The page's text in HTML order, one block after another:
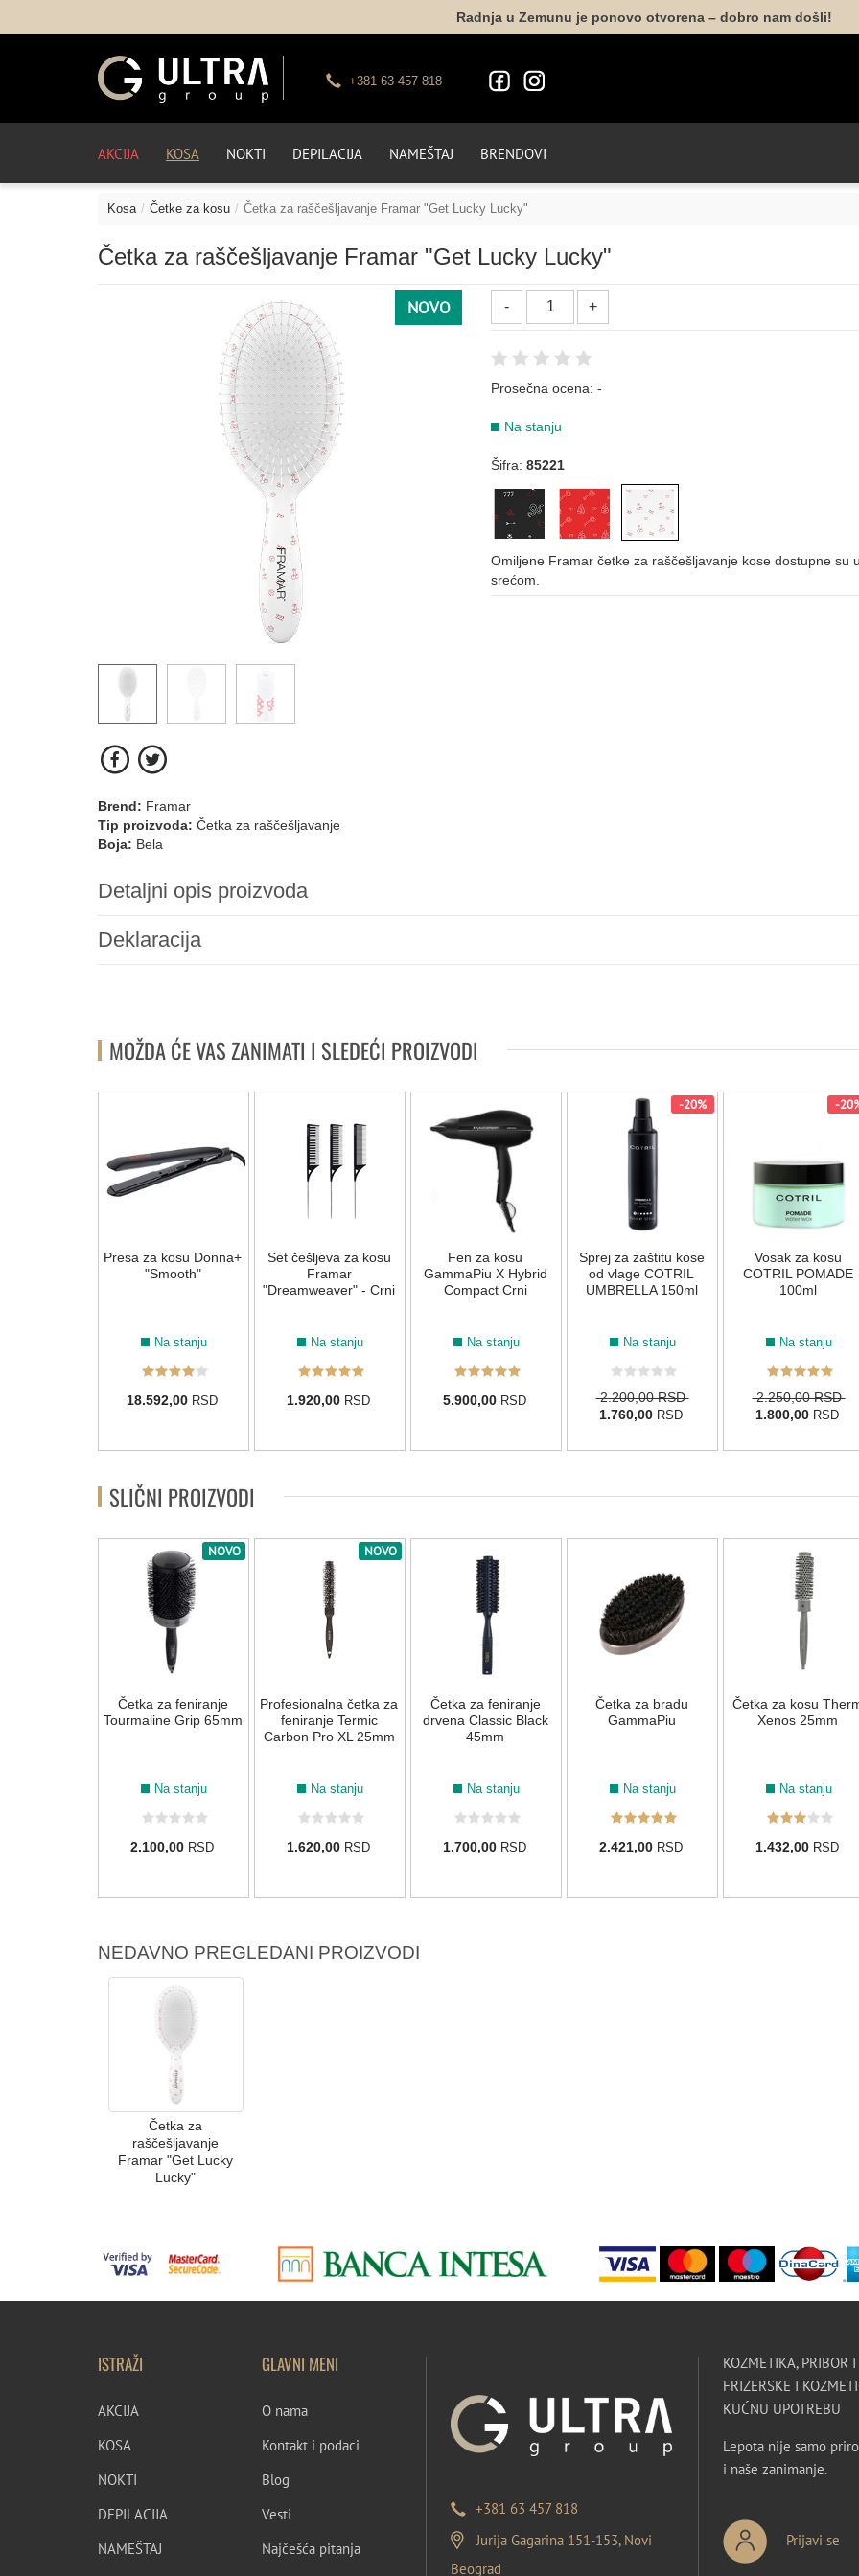
Radnja u Zemunu je ponovo otvorena – dobro nam došli!
+381 63 457 818
AKCIJA KOSA NOKTI DEPILACIJA NAMEŠTAJ BRENDOVI
Kosa Četke za kosu Četka za raščešljavanje Framar "Get Lucky Lucky"
Četka za raščešljavanje Framar "Get Lucky Lucky"
NOVO
Prosečna ocena:-
Na stanju
Šifra:85221
Omiljene Framar četke za raščešljavanje kose dostupne su
srećom.
Brend: Framar
Tip proizvoda: Četka za raščešljavanje
Boja: Bela
Detaljni opis proizvoda
Deklaracija
MOŽDA ĆE VAS ZANIMATI I SLEDEĆI PROIZVODI
Presa za kosu Donna+
"Smooth"
Na stanju
18.592,00 RSD
Set češljeva za kosu
Framar
"Dreamweaver" - Crni
Na stanju
1.920,00 RSD
Fen za kosu
GammaPiu X Hybrid
Compact Crni
Na stanju
5.900,00 RSD
-20%
Sprej za zaštitu kose
od vlage COTRIL
UMBRELLA 150ml
Na stanju
2.200,00 RSD
1.760,00 RSD
-
Vosak za kosu
COTRIL POMADE
100ml
Na stanju
2.250,00 RSD
1.800,00 RSD
SLIČNI PROIZVODI
NOVO
Četka za feniranje
Tourmaline Grip 65mm
Na stanju
2.100,00 RSD
NOVO
Profesionalna četka za
feniranje Termic
Carbon Pro XL 25mm
Na stanju
1.620,00 RSD
Četka za feniranje
drvena Classic Black
45mm
Na stanju
1.700,00 RSD
Četka za bradu
GammaPiu
Na stanju
2.421,00 RSD
Četka za kosu
Xenos 25mm
Na stanju
1.432,00 RSD
NEDAVNO PREGLEDANI PROIZVODI
Četka za
raščešljavanje
Framar "Get Lucky
Lucky"
ISTRAŽI
AKCIJA
KOSA
NOKTI
DEPILACIJA
NAMEŠTAJ
GLAVNI MENI
O nama
Kontakt i podaci
Blog
Vesti
Najčešća pitanja
+381 63 457 818
Jurija Gagarina 151-153, Novi
Beograd
KOZMETIKA, PRIBOR
FRIZERSKE I
KUĆNU UPOTREBU
Lepota nije samo
i naše zanimanje.
Prijavi se